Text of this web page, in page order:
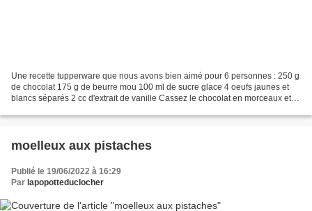
Une recette tupperware que nous avons bien aimé pour 6 personnes : 250 g
de chocolat 175 g de beurre mou 100 ml de sucre glace 4 oeufs jaunes et
blancs séparés 2 cc d'extrait de vanille Cassez le chocolat en morceaux et
moelleux aux pistaches
Publié le 19/06/2022 à 16:29
Par lapopotteduclocher